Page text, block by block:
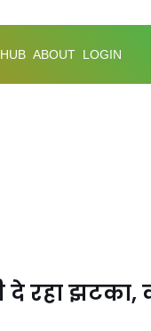
ABOUT LOGIN
दे रहा